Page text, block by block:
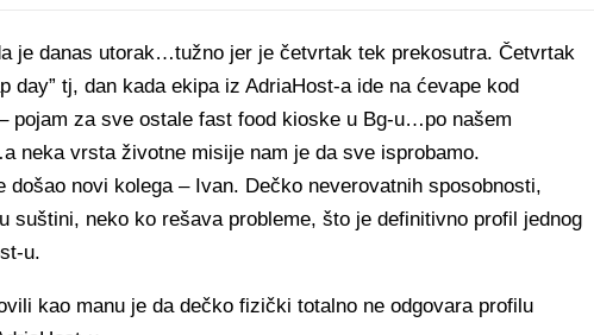
je danas utorak…tužno jer je četvrtak tek prekosutra. Četvrtak
day” tj, dan kada ekipa iz AdriaHost-a ide na ćevape kod
pojam za sve ostale fast food kioske u Bg-u…po našem
neka vrsta životne misije nam je da sve isprobamo.
došao novi kolega – Ivan. Dečko neverovatnih sposobnosti,
suštini, neko ko rešava probleme, što je definitivno profil jednog
u.
kao manu je da dečko fizički totalno ne odgovara profilu